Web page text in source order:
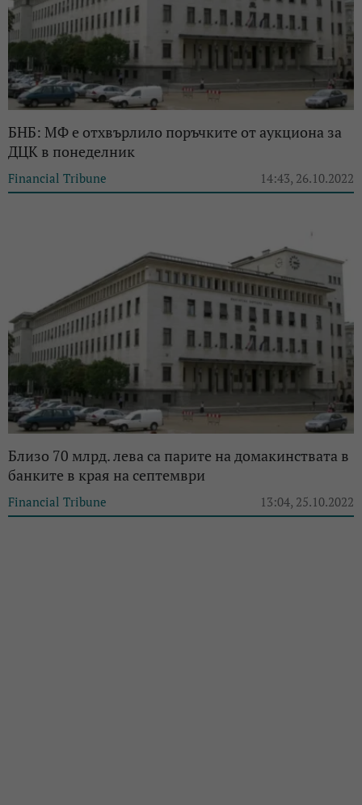
БНБ: МФ е отхвърлило поръчките от аукциона за
ДЦК в понеделник
Financial Tribune 14:43, 26.10.2022
Близо 70 млрд. лева са парите на домакинствата в
банките в края на септември
Financial Tribune 13:04, 25.10.2022